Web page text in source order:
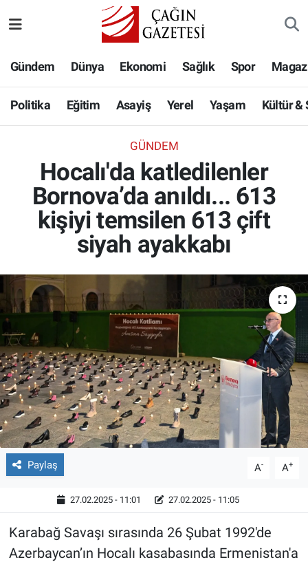
Gündem Dünya Ekonomi Sağlık Spor
Politika Eğitim Asayiş Yerel Yaşam Kültür &
GÜNDEM
Hocalı'da katledilenler
Bornova’da anıldı... 613
kişiyi temsilen 613 çift
siyah ayakkabı
Paylaş A- A+
27.02.2025 - 11:01 27.02.2025 - 11:05
Karabağ Savaşı sırasında 26 Şubat 1992'de
Azerbaycan’ın Hocalı kasabasında Ermenistan'a
Eğitim
Asayiş
Yaşam
Kültür & Sanat
Köşe Yazıları
Röportaj
Video Galeri
Hava Durumu
Namaz Vakitleri
Süper Lig Puan Durumu ve Fikstür
Tüm Manşetler
Haber Arşivi